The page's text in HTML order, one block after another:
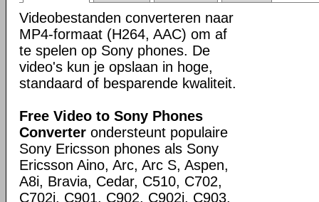
Videobestanden converteren naar
MP4-formaat (H264, AAC) om af
te spelen op Sony phones. De
video's kun je opslaan in hoge,
standaard of besparende kwaliteit.
Free Video to Sony Phones
Converter ondersteunt populaire
Sony Ericsson phones als Sony
Ericsson Aino, Arc, Arc S, Aspen,
A8i, Bravia, Cedar, C510, C702,
C702i, C901, C902, C902i, C903,